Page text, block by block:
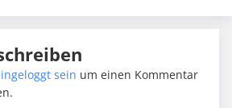
sein um einen Kommentar